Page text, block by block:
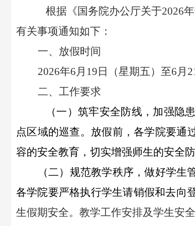
根据《国务院办公厅关于2026
有关事项通知如下：
一、放假时间
2026年6月19日（星期五）至6月
二、工作要求
（一）筑牢安全防线，加强隐
点区域的巡查。放假前，各学院要通
容的安全教育，切实增强师生的安全
（二）规范教学秩序，做好学生
各学院要严格执行学生请销假和去向
生假期安全。 教学工作安排及学生安